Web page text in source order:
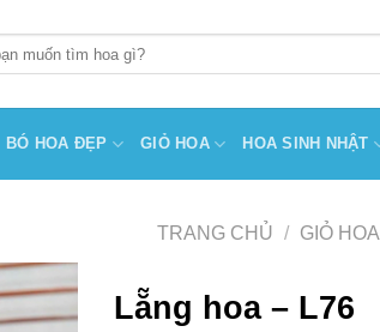
BÓ HOA ĐẸP GIỎ HOA HOA SINH NHẬT
TRANG CHỦ / GIỎ HOA
Lẵng hoa – L76